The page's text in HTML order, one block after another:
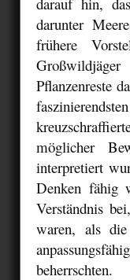
darunter
frühere
Pflanzenreste
möglicher
interpretiert
Denken fähig
Verständnis
waren, als
beherrschten.